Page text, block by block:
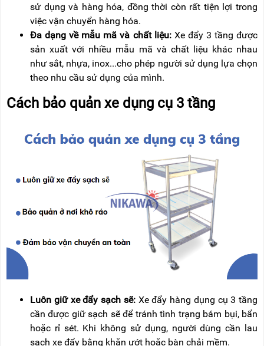
sử dụng và hàng hóa, đồng thời còn rất tiện lợi trong
việc vận chuyển hàng hóa.
Đa dạng về mẫu mã và chất liệu: Xe đẩy 3 tầng được
sản xuất với nhiều mẫu mã và chất liệu khác nhau
như sắt, nhựa, inox...cho phép người sử dụng lựa chọn
theo nhu cầu sử dụng của mình.
Cách bảo quản xe dụng cụ 3 tầng
Luôn giữ xe đẩy sạch sẽ:Xe đẩy hàng dụng cụ 3 tầng
cần được giữ sạch sẽ để tránh tình trạng bám bụi, bẩn
hoặc rỉ sét. Khi không sử dụng, người dùng cần lau
sạch xe đẩy bằng khăn ướt hoặc bàn chải mềm.